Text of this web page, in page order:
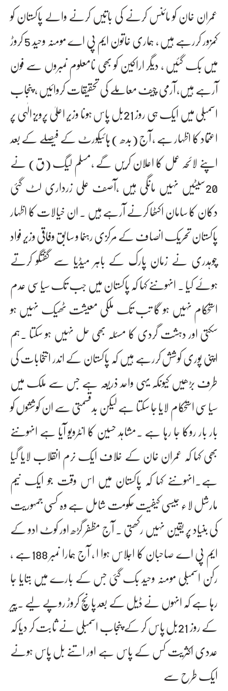
عمران خان کو مائنس کرنے کی باتیں کرنے والے پاکستان کو
کمزور کررہے ہیں ، ہماری خاتون ایم پی اے مومنہ وحید 5 کروڑ
میں بک گئیں ، دیگر اراکین کو بھی نامعلوم نمبروں سے فون
آرہے ہیں، آرمی چیف معاملے کی تحقیقات کروائیں ، پنجاب
اسمبلی میں ایک ہی روز 21بل پاس ہونا وزیر اعلیٰ پرویز الٰہی پر
اعتماد کا اظہار ہے ، آج (بدھ ) ہائیکورٹ کے فیصلے کے بعد
اپنے لائحہ عمل کا اعلان کریں گے ،مسلم لیگ (ق) نے
20سیٹیں نہیں مانگی ہیں ،آصف علی زرداری لٹ گئی
دکان کا سامان اکٹھا کرنے آرہے ہیں ۔ ان خیالات کا اظہار
پاکستان تحریک انصاف کے مرکزی رہنما و سابق وفاقی وزیر فواد
چوہدری نے زمان پارک کے باہر میڈیا سے گفتگو کرتے
ہوئے کیا ۔ انہوںنے کہا کہ پاکستان میں جب تک سیاسی عدم
استحکام نہیں ہو گا تب تک ملکی معیشت ٹھیک نہیں ہو
سکتی اور دہشت گردی کا مسئلہ بھی حل نہیں ہو سکتا ۔ہم
اپنی پوری کوشش کررہے ہیں کہ پاکستان کے اندر انتخابات کی
طرف بڑھیں کیونکہ یہی واحد ذریعہ ہے جس سے ملک میں
سیاسی استحکام لایا جا سکتا ہے لیکن بدقسمتی سے ان کوششوں کو
بار بار روکا جا رہا ہے ۔مشاہد حسین کا انٹرویو آیا ہے انہوںنے
بھی کہا کہ عمران خان کے خلاف ایک نرم انقلاب لایا گیا
ہے۔انہوںنے کہا کہ پاکستان میں اس وقت جو ایک نیم
مارشل لاء جیسی کیفیت حکومت شامل ہے وہ کسی جمہوریت
کی بنیاد پر یقین نہیں رکھتی ۔ آج مظفر گڑھ اور کوٹ ادو کے
ایم پی اے صاحبان کا اجلاس ہوا ا ، آج ہمارا نمبر 188ہے ،
رکن اسمبلی مومنہ وحید بک گئی جس کے بارے میں بتایا جا
رہا ہے کہ انہوں نے ڈیل کے بعد پانچ کروڑ روپے لیے ۔پیر
کے روز 21بل پاس کر کے پنجاب اسمبلی نے ثابت کر دیا کہ
عددی اکثریت کس کے پاس ہے اور اتنے بل پاس ہونے
ایک طرح سے